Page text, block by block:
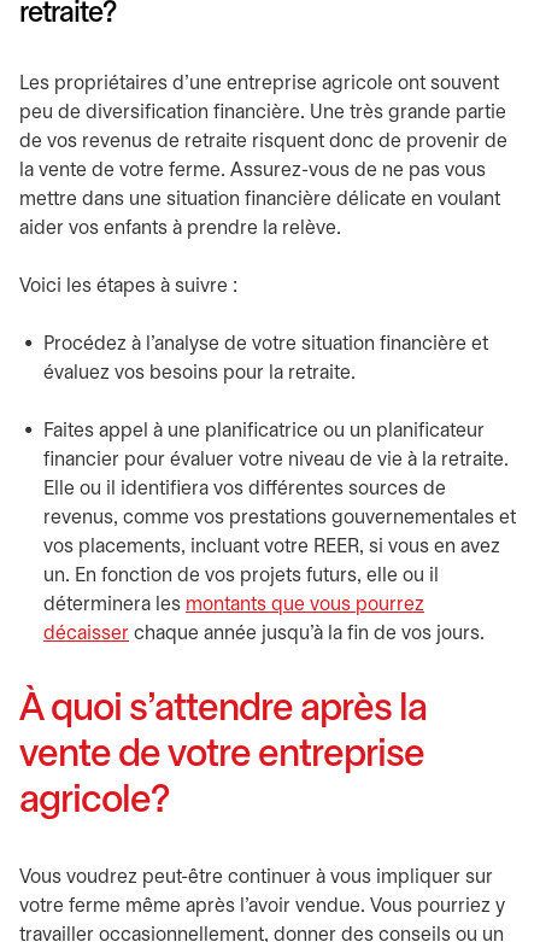
retraite?
Les propriétaires d’une entreprise agricole ont souvent
peu de diversification financière. Une très grande partie
de vos revenus de retraite risquent donc de provenir de
la vente de votre ferme. Assurez-vous de ne pas vous
mettre dans une situation financière délicate en voulant
aider vos enfants à prendre la relève.
Voici les étapes à suivre :
Procédez à l’analyse de votre situation financière et
évaluez vos besoins pour la retraite.
Faites appel à une planificatrice ou un planificateur
financier pour évaluer votre niveau de vie à la retraite.
Elle ou il identifiera vos différentes sources de
revenus, comme vos prestations gouvernementales et
vos placements, incluant votre REER, si vous en avez
un. En fonction de vos projets futurs, elle ou il
déterminera les montants que vous pourrez
décaisser chaque année jusqu’à la fin de vos jours.
À quoi s’attendre après la
vente de votre entreprise
agricole?
Vous voudrez peut-être continuer à vous impliquer sur
votre ferme même après l’avoir vendue. Vous pourriez y
travailler occasionnellement, donner des conseils ou un